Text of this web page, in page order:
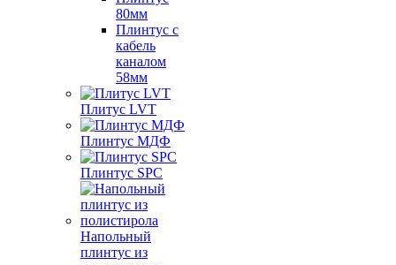
80мм
Плинтус с
кабель
каналом
58мм
Плитус LVT
Плинтус МДФ
Плинтус SPC
Напольный
плинтус из